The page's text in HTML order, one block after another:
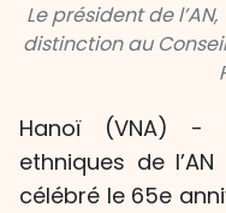
Le président de
distinction au
Hanoï (VNA) -
ethniques de
célébré le 65e